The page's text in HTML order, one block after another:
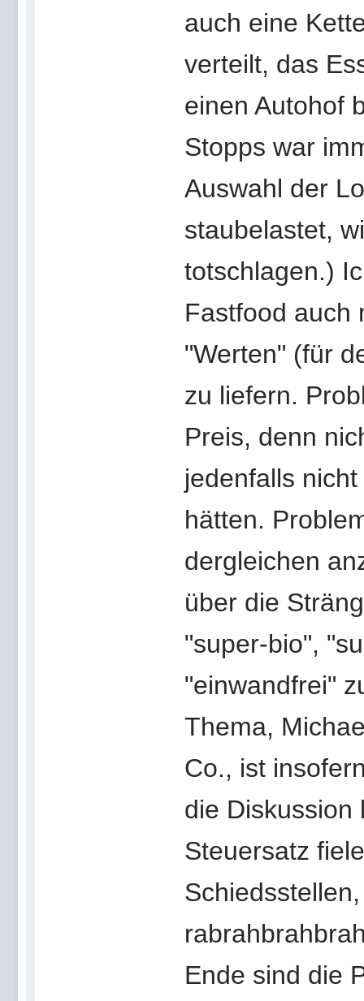
auch eine
verteilt, das
einen Autohof
Stopps war
Auswahl der
staubelastet,
totschlagen.)
Fastfood auch
"Werten" (für
zu liefern.
Preis, denn
jedenfalls
hätten.
dergleichen
über die
"super-bio",
"einwandfrei"
Thema,
Co., ist
die Diskussion
Steuersatz
Ende sind die